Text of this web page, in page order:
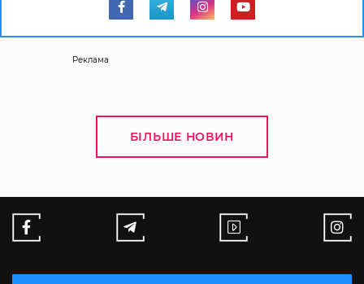
Реклама
БІЛЬШЕ НОВИН